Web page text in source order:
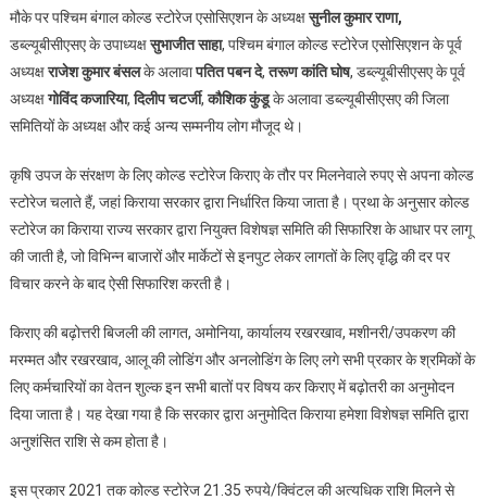
अब
हो
रहा
असंभव
बंगाल
स्टोरेज
एसोसिएशन
मौके पर पश्चिम बंगाल कोल्ड स्टोरेज एसोसिएशन के अध्यक्षसुनील कुमार राणा,
डब्ल्यूबीसीएसए के उपाध्यक्षसुभाजीत साहा, पश्चिम बंगाल कोल्ड स्टोरेज एसोसिएशन के पूर्व
अध्यक्षराजेश कुमार बंसलके अलावापतित पबन दे,तरूण कांति घोष, डब्ल्यूबीसीएसए के पूर्व
अध्यक्षगोविंद कजारिया,दिलीप चटर्जी,कौशिक कुंडूके अलावा डब्ल्यूबीसीएसए की जिला
समितियों के अध्यक्ष और कई अन्य सम्मनीय लोग मौजूद थे।
कृषि उपज के संरक्षण के लिए कोल्ड स्टोरेज किराए के तौर पर मिलनेवाले रुपए से अपना कोल्ड
स्टोरेज चलाते हैं, जहां किराया सरकार द्वारा निर्धारित किया जाता है। प्रथा के अनुसार कोल्ड
स्टोरेज का किराया राज्य सरकार द्वारा नियुक्त विशेषज्ञ समिति की सिफारिश के आधार पर लागू
की जाती है, जो विभिन्न बाजारों और मार्केटों से इनपुट लेकर लागतों के लिए वृद्धि की दर पर
विचार करने के बाद ऐसी सिफारिश करती है।
किराए की बढ़ोत्तरी बिजली की लागत, अमोनिया, कार्यालय रखरखाव, मशीनरी/उपकरण की
मरम्मत और रखरखाव, आलू की लोडिंग और अनलोडिंग के लिए लगे सभी प्रकार के श्रमिकों के
लिए कर्मचारियों का वेतन शुल्क इन सभी बातों पर विषय कर किराए में बढ़ोतरी का अनुमोदन
दिया जाता है। यह देखा गया है कि सरकार द्वारा अनुमोदित किराया हमेशा विशेषज्ञ समिति द्वारा
अनुशंसित राशि से कम होता है।
इस प्रकार 2021 तक कोल्ड स्टोरेज 21.35 रुपये/क्विंटल की अत्यधिक राशि मिलने से